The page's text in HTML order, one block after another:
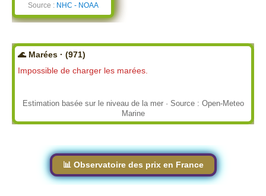
Source : NHC - NOAA
🌊 Marées · (971)
Impossible de charger les marées.
Estimation basée sur le niveau de la mer · Source : Open-Meteo
Marine
📊 Observatoire des prix en France